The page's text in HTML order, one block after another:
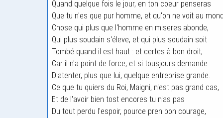
Quand quelque fois le jour, en ton coeur penseras
Que tu n'es que pur homme, et qu'on ne voit au
Chose qui plus que l'homme en miseres abonde,
Qui plus soudain s'éleve, et qui plus soudain soit
Tombé quand il est haut : et certes à bon droit,
Car il n'a point de force, et si tousjours demande
D'atenter, plus que lui, quelque entreprise grande.
Ce que tu quiers du Roi, Maigni, n'est pas grand cas,
Et de l'avoir bien tost encores tu n'as pas
Du tout perdu l'espoir, pource pren bon courage,